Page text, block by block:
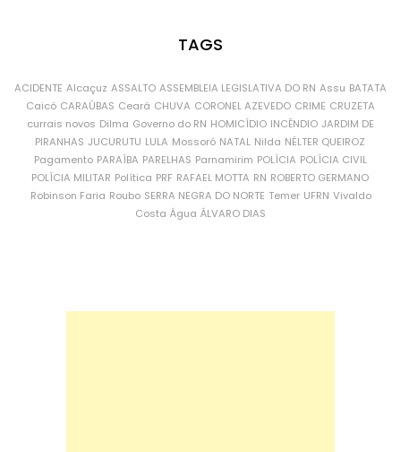
TAGS
ACIDENTE Alcaçuz ASSALTO ASSEMBLEIA LEGISLATIVA DO RN Assu BATATA
Caicó CARAÚBAS Ceará CHUVA CORONEL AZEVEDO CRIME CRUZETA
currais novos Dilma Governo do RN HOMICÍDIO INCÊNDIO JARDIM DE
PIRANHAS JUCURUTU LULA Mossoró NATAL Nilda NÉLTER QUEIROZ
Pagamento PARAÍBA PARELHAS Parnamirim POLÍCIA POLÍCIA CIVIL
POLÍCIA MILITAR Política PRF RAFAEL MOTTA RN ROBERTO GERMANO
Robinson Faria Roubo SERRA NEGRA DO NORTE Temer UFRN Vivaldo
Costa Água ÁLVARO DIAS